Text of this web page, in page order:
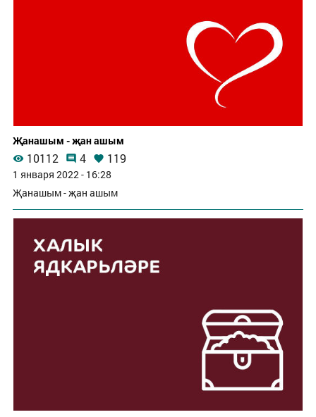
Җанашым - җан ашым
10112 4 119
1 января 2022 - 16:28
Җанашым - җан ашым